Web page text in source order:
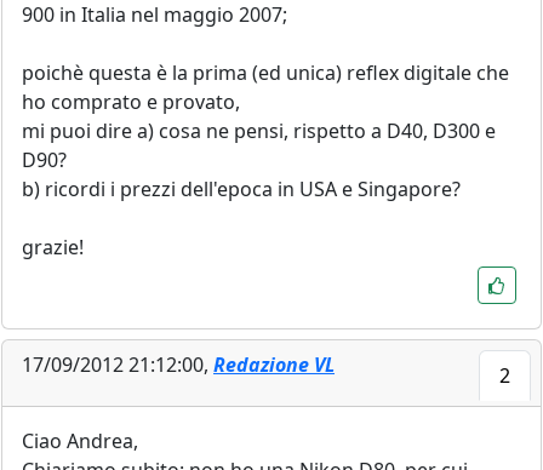
900 in Italia nel maggio 2007;
poichè questa è la prima (ed unica) reflex digitale che
ho comprato e provato,
mi puoi dire a) cosa ne pensi, rispetto a D40, D300 e
D90?
b) ricordi i prezzi dell'epoca in USA e Singapore?
grazie!
17/09/2012 21:12:00, Redazione VL 2
Ciao Andrea,